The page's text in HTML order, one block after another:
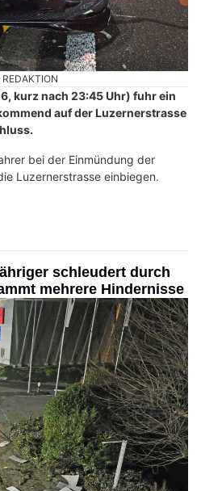
kurz nach 23:45 Uhr) fuhr ein
auf der Luzernerstrasse
bei der Einmündung der
Luzernerstrasse einbiegen.
schleudert durch
mehrere Hindernisse